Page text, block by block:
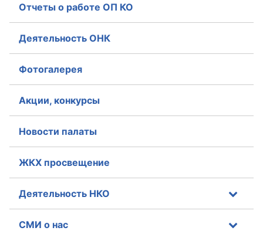
Отчеты о работе ОП КО
Деятельность ОНК
Фотогалерея
Акции, конкурсы
Новости палаты
ЖКХ просвещение
Деятельность НКО
СМИ о нас